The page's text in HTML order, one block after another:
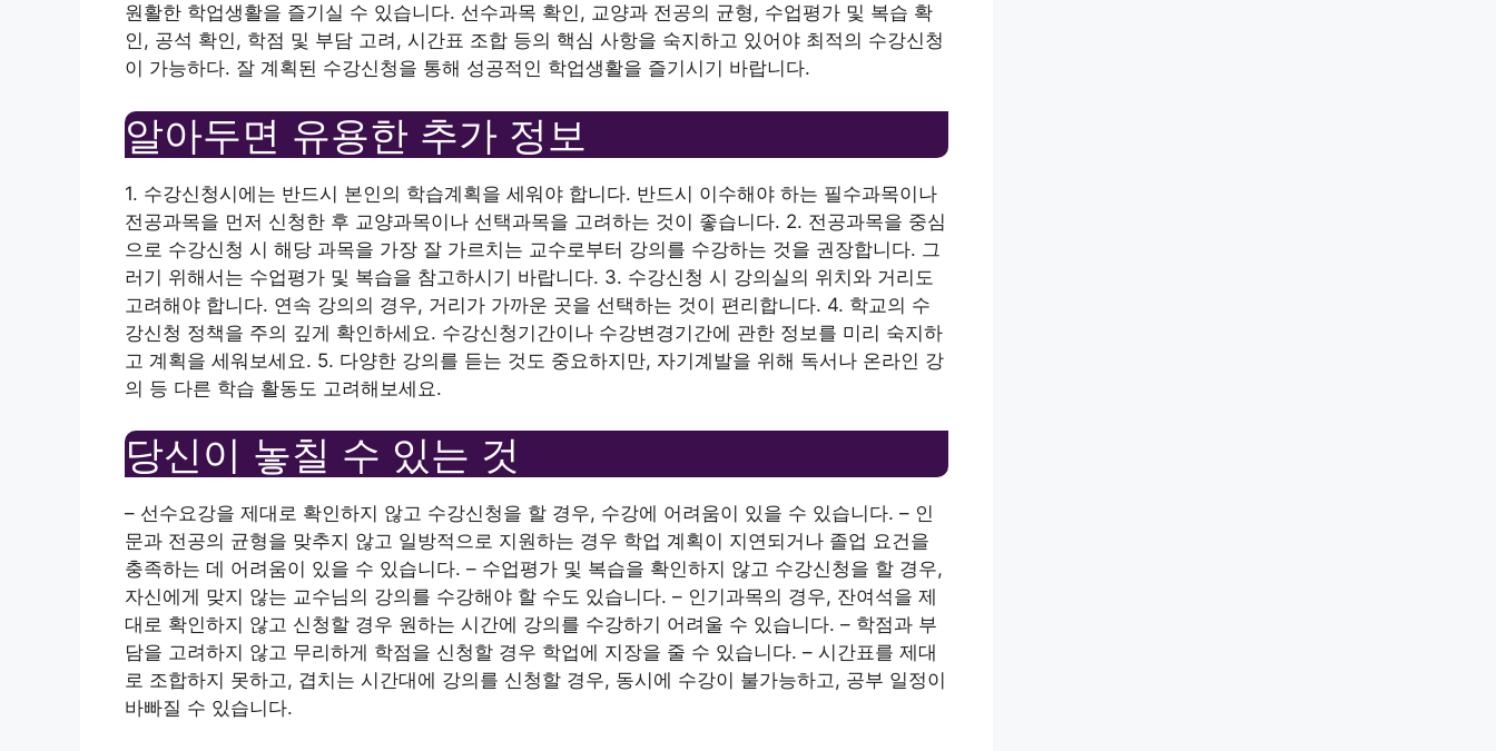
원활한 학업생활을 즐기실 수 있습니다. 선수과목 확인, 교양과 전공의 균형, 수업평가 및 복습 확
인, 공석 확인, 학점 및 부담 고려, 시간표 조합 등의 핵심 사항을 숙지하고 있어야 최적의 수강신청
이 가능하다. 잘 계획된 수강신청을 통해 성공적인 학업생활을 즐기시기 바랍니다.
알아두면 유용한 추가 정보
1. 수강신청시에는 반드시 본인의 학습계획을 세워야 합니다. 반드시 이수해야 하는 필수과목이나
전공과목을 먼저 신청한 후 교양과목이나 선택과목을 고려하는 것이 좋습니다. 2. 전공과목을 중심
으로 수강신청 시 해당 과목을 가장 잘 가르치는 교수로부터 강의를 수강하는 것을 권장합니다. 그
러기 위해서는 수업평가 및 복습을 참고하시기 바랍니다. 3. 수강신청 시 강의실의 위치와 거리도
고려해야 합니다. 연속 강의의 경우, 거리가 가까운 곳을 선택하는 것이 편리합니다. 4. 학교의 수
강신청 정책을 주의 깊게 확인하세요. 수강신청기간이나 수강변경기간에 관한 정보를 미리 숙지하
고 계획을 세워보세요. 5. 다양한 강의를 듣는 것도 중요하지만, 자기계발을 위해 독서나 온라인 강
의 등 다른 학습 활동도 고려해보세요.
당신이 놓칠 수 있는 것
– 선수요강을 제대로 확인하지 않고 수강신청을 할 경우, 수강에 어려움이 있을 수 있습니다. – 인
문과 전공의 균형을 맞추지 않고 일방적으로 지원하는 경우 학업 계획이 지연되거나 졸업 요건을
충족하는 데 어려움이 있을 수 있습니다. – 수업평가 및 복습을 확인하지 않고 수강신청을 할 경우,
자신에게 맞지 않는 교수님의 강의를 수강해야 할 수도 있습니다. – 인기과목의 경우, 잔여석을 제
대로 확인하지 않고 신청할 경우 원하는 시간에 강의를 수강하기 어려울 수 있습니다. – 학점과 부
담을 고려하지 않고 무리하게 학점을 신청할 경우 학업에 지장을 줄 수 있습니다. – 시간표를 제대
로 조합하지 못하고, 겹치는 시간대에 강의를 신청할 경우, 동시에 수강이 불가능하고, 공부 일정이
바빠질 수 있습니다.